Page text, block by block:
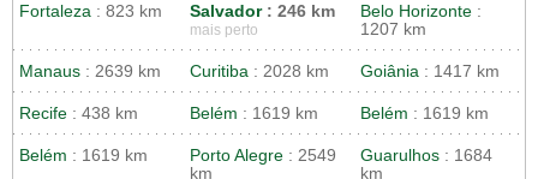
Fortaleza : 823 km Salvador: 246 km
mais perto
Belo Horizonte :
1207 km
Manaus : 2639 km Curitiba : 2028 km Goiânia : 1417 km
Recife : 438 km Belém : 1619 km Belém : 1619 km
Belém : 1619 km Porto Alegre : 2549
km
Guarulhos : 1684
km